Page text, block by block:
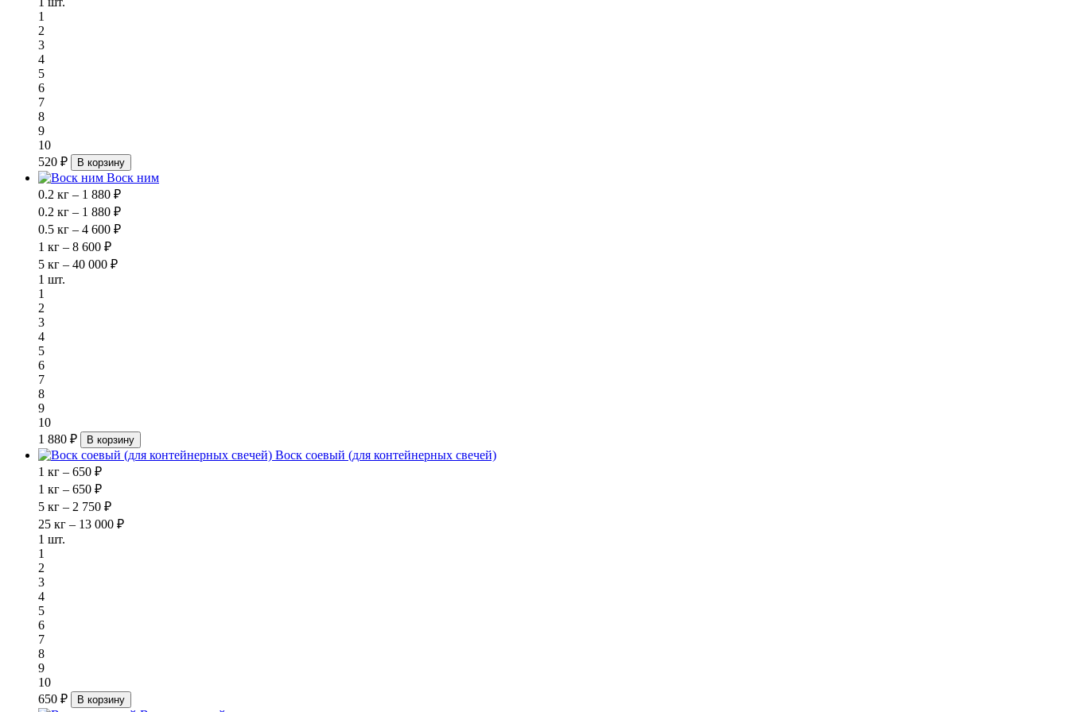
1
2
3
4
5
6
7
8
9
10
520 ₽
В корзину
Воск ним
0.2 кг – 1 880 ₽
0.2 кг – 1 880 ₽
0.5 кг – 4 600 ₽
1 кг – 8 600 ₽
5 кг – 40 000 ₽
1 шт.
1
2
3
4
5
6
7
8
9
10
1 880 ₽
В корзину
Воск соевый (для контейнерных свечей)
1 кг – 650 ₽
1 кг – 650 ₽
5 кг – 2 750 ₽
25 кг – 13 000 ₽
1 шт.
1
2
3
4
5
6
7
8
9
10
650 ₽
В корзину